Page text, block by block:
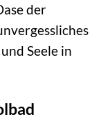
der
Seele in